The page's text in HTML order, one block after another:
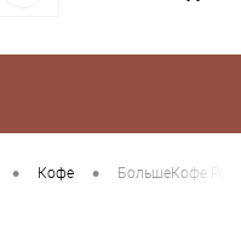
• Кофе • БольшеКофе